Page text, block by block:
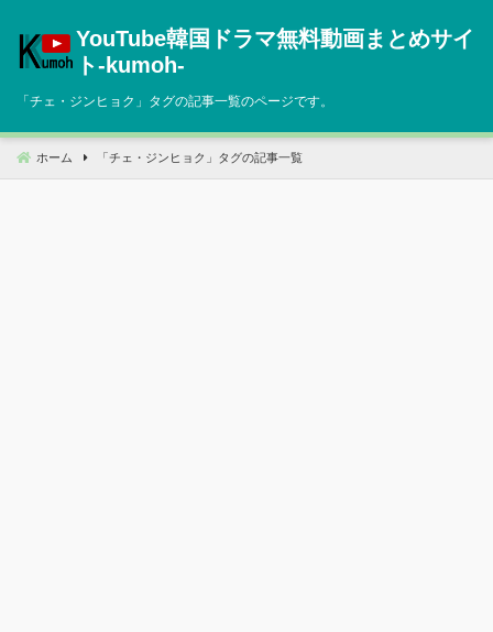
へ
動
YouTube韓国ドラマ無料動画まとめサイ
ト‐kumoh‐
「チェ・ジンヒョク 」タグの記事一覧のページです。
ホーム 「 チェ・ジンヒョク 」タグの記事一覧